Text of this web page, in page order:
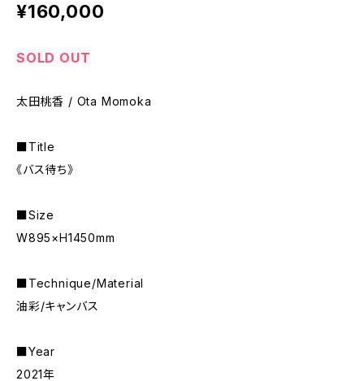
¥160,000
SOLD OUT
太田桃香 / Ota Momoka
■Title
《バス待ち》
■Size
W895×H1450mm
■Technique/Material
油彩/キャンバス
■Year
2021年